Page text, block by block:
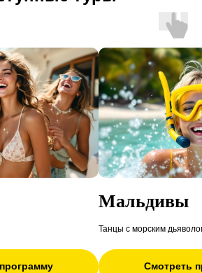
Мальдивы
Танцы с морским
Смотреть